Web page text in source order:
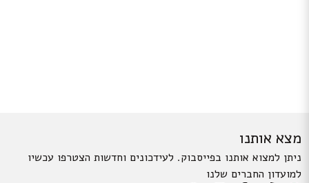
מצא אותנו
ניתן למצוא אותנו בפייסבוק. לעידכונים וחדשות הצטרפו עכשיו
למועדון החברים שלנו